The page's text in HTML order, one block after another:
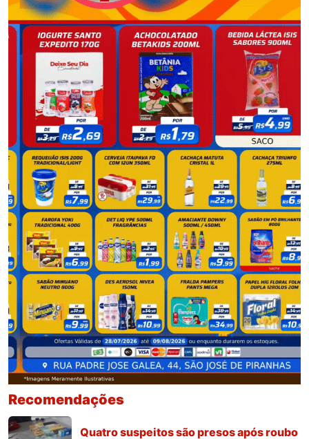
Recomendações
Quatro suspeitos são presos após roubo